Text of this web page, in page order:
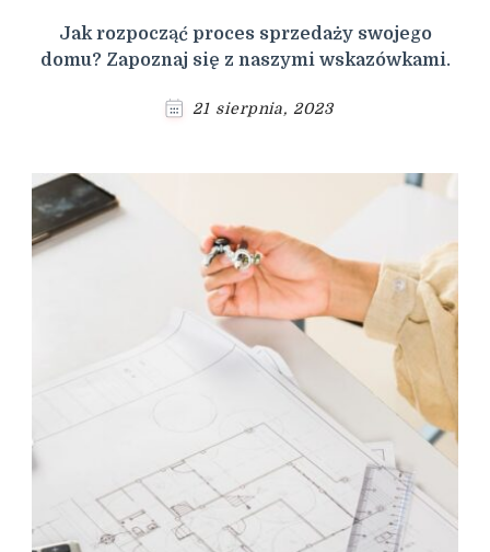
Jak rozpocząć proces sprzedaży swojego
domu? Zapoznaj się z naszymi wskazówkami.
21 sierpnia, 2023